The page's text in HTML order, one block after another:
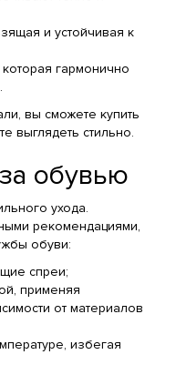
и устойчивая к
гармонично
вы сможете купить
выглядеть стильно.
обувью
ухода.
рекомендациями,
обуви:
спреи;
применяя
от материалов
избегая